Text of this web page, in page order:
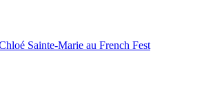
Sainte-Marie au French Fest